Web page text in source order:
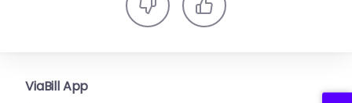
ViaBill App